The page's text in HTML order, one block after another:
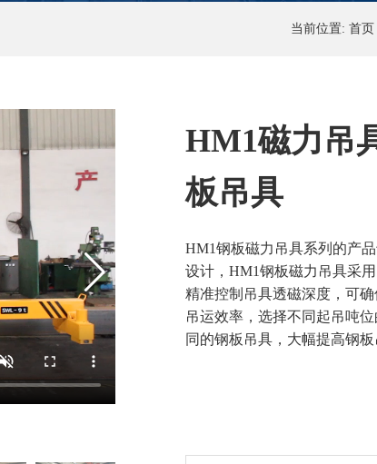
当前位置: 首页
HM1磁力吊
板吊具
HM1钢板磁力吊具系列的产
设计，HM1钢板磁力吊具采
精准控制吊具透磁深度，可
吊运效率，选择不同起吊吨
同的钢板吊具，大幅提高钢板